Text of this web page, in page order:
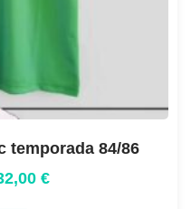
temporada 84/86
€